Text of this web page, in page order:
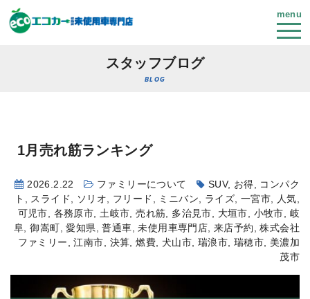
menu
スタッフブログ
BLOG
1月売れ筋ランキング
2026.2.22 ファミリーについて SUV, お得, コンパク
ト , スライド , ソリオ, フリード , ミニバン, ライズ, 一宮市, 人気,
可児市, 各務原市,土岐市,売れ筋, 多治見市, 大垣市, 小牧市, 岐
阜,御嵩町 ,愛知県,普通車,未使用車専門店, 来店予約 ,株式会社
ファミリー ,江南市, 決算,燃費, 犬山市, 瑞浪市, 瑞穂市, 美濃加
茂市